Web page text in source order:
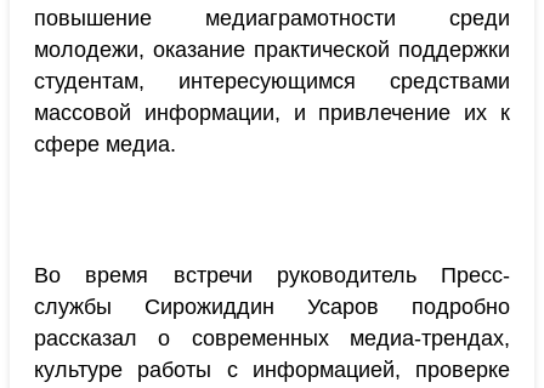
повышение медиаграмотности среди
молодежи, оказание практической поддержки
студентам, интересующимся средствами
массовой информации, и привлечение их к
сфере медиа.
Во время встречи руководитель Пресс-
службы Сирожиддин Усаров подробно
рассказал о современных медиа-трендах,
культуре работы с информацией, проверке